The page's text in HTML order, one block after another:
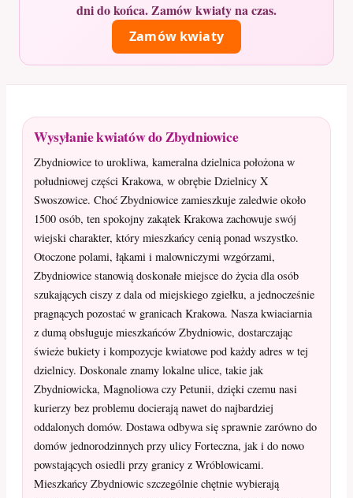
dni do końca. Zamów kwiaty na czas.
Zamów kwiaty
Wysyłanie kwiatów do Zbydniowice
Zbydniowice to urokliwa, kameralna dzielnica położona w
południowej części Krakowa, w obrębie Dzielnicy X
Swoszowice. Choć Zbydniowice zamieszkuje zaledwie około
1500 osób, ten spokojny zakątek Krakowa zachowuje swój
wiejski charakter, który mieszkańcy cenią ponad wszystko.
Otoczone polami, łąkami i malowniczymi wzgórzami,
Zbydniowice stanowią doskonałe miejsce do życia dla osób
szukających ciszy z dala od miejskiego zgiełku, a jednocześnie
pragnących pozostać w granicach Krakowa. Nasza kwiaciarnia
z dumą obsługuje mieszkańców Zbydniowic, dostarczając
świeże bukiety i kompozycje kwiatowe pod każdy adres w tej
dzielnicy. Doskonale znamy lokalne ulice, takie jak
Zbydniowicka, Magnoliowa czy Petunii, dzięki czemu nasi
kurierzy bez problemu docierają nawet do najbardziej
oddalonych domów. Dostawa odbywa się sprawnie zarówno do
domów jednorodzinnych przy ulicy Forteczna, jak i do nowo
powstających osiedli przy granicy z Wróblowicami.
Mieszkańcy Zbydniowic szczególnie chętnie wybierają